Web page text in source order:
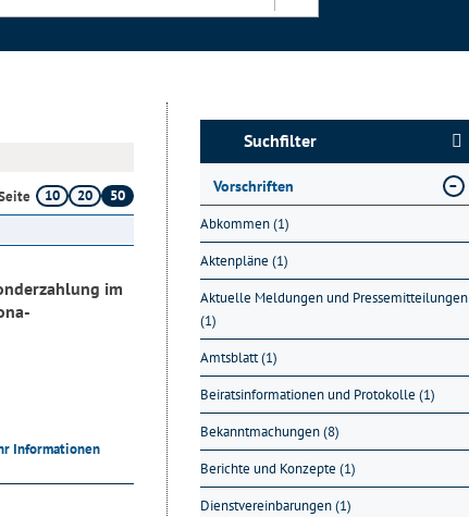
10 20
50
im
Informationen
Suchfilter
Vorschriften
Abkommen (1)
Aktenpläne (1)
Aktuelle Meldungen und Pressemitteilungen
(1)
Amtsblatt (1)
Beiratsinformationen und Protokolle (1)
Bekanntmachungen (8)
Berichte und Konzepte (1)
Dienstvereinbarungen (1)